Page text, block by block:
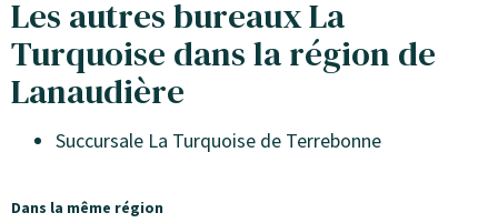
Les autres bureaux La
Turquoise dans la région de
Lanaudière
Succursale La Turquoise de Terrebonne
Dans la même région